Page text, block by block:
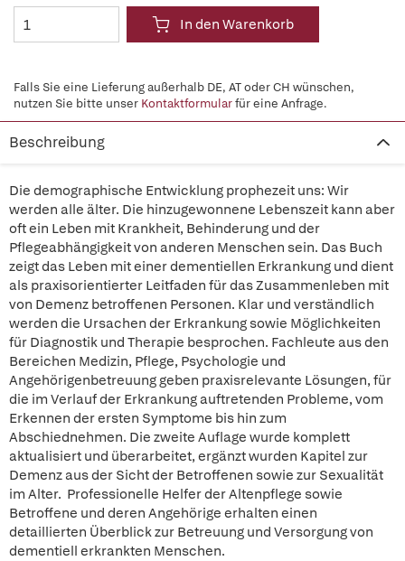
In den Warenkorb
Falls Sie eine Lieferung außerhalb DE, AT oder CH wünschen,
nutzen Sie bitte unser Kontaktformularfür eine Anfrage.
Beschreibung
Die demographische Entwicklung prophezeit uns: Wir
werden alle älter. Die hinzugewonnene Lebenszeit kann aber
oft ein Leben mit Krankheit, Behinderung und der
Pflegeabhängigkeit von anderen Menschen sein. Das Buch
zeigt das Leben mit einer dementiellen Erkrankung und dient
als praxisorientierter Leitfaden für das Zusammenleben mit
von Demenz betroffenen Personen. Klar und verständlich
werden die Ursachen der Erkrankung sowie Möglichkeiten
für Diagnostik und Therapie besprochen. Fachleute aus den
Bereichen Medizin, Pflege, Psychologie und
Angehörigenbetreuung geben praxisrelevante Lösungen, für
die im Verlauf der Erkrankung auftretenden Probleme, vom
Erkennen der ersten Symptome bis hin zum
Abschiednehmen. Die zweite Auflage wurde komplett
aktualisiert und überarbeitet, ergänzt wurden Kapitel zur
Demenz aus der Sicht der Betroffenen sowie zur Sexualität
im Alter. Professionelle Helfer der Altenpflege sowie
Betroffene und deren Angehörige erhalten einen
detaillierten Überblick zur Betreuung und Versorgung von
dementiell erkrankten Menschen.